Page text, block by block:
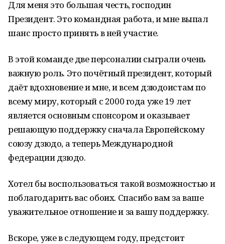
Для меня это большая честь, господин
Президент. Это командная работа, и мне выпал
шанс просто принять в ней участие.
В этой команде две персоналии сыграли очень
важную роль. Это почётный президент, который
даёт вдохновение и мне, и всем дзюдоистам по
всему миру, который с 2000 года уже 19 лет
является основным спонсором и оказывает
решающую поддержку сначала Европейскому
союзу дзюдо, а теперь Международной
федерации дзюдо.
Хотел бы воспользоваться такой возможностью и
поблагодарить вас обоих. Спасибо вам за ваше
уважительное отношение и за вашу поддержку.
Вскоре, уже в следующем году, предстоит